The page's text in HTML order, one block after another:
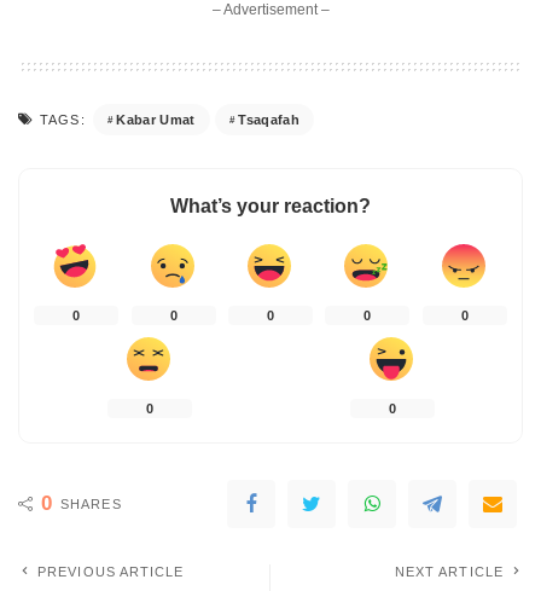
– Advertisement –
TAGS: Kabar Umat Tsaqafah
What’s your reaction?
0 0 0 0 0
0 0
0 SHARES
PREVIOUS ARTICLE NEXT ARTICLE